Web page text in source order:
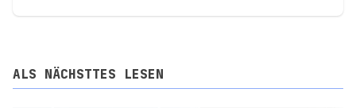
ALS NÄCHSTTES LESEN